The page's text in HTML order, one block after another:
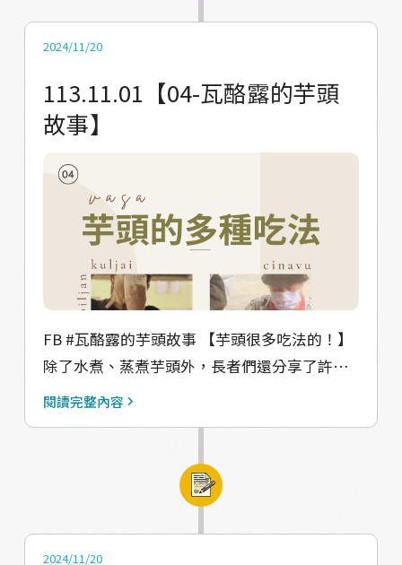
能綁，要先讓內餡灌進去，把空氣排出去之
用月桃葉來綁）。 水煮滾時就把腸子下水煮，
待十五分鐘翻面繼續煮到腸子浮出水面，中途
要多次拿針刺表面，水這時候會噴射出來，要
小心被燙到，等到刺腸子已經噴不出水，摸起
來也硬硬的時候就煮好了。 以上是水煮的方
式，也可以用炭火烤，使味道更香。 #詳細過
程可看影片 https://reurl.cc/1bDVKX
▼△▼△▼△▼△▼△ 【感謝受訪者】 馬兒文
健站長者群、范富源耆老、林蔡明珠長老、陳
玉蘭長老、龔明珠女士、阮來銀老師 #Valjulu
#瓦酪露 #馬兒
根和葉子，修整後的芋頭會按大小分類，vuvu
出來，再拿kina中較小的，再換picil（子
芋）。」 製作芋頭乾的烤窯稱為leku，傳統上
是用石板和石頭搭建，現在則用磚頭砌成。窯
頂設有「倒梯形」的烤網，構造上是「前窄後
寬，前低後高」。 #起火擺放 在leku（芋頭
窯）裡，火力最強的部分位於後端，因此最大
的芋頭會放在最熱、最上面的地方，依照大小
順序排好，而且要一個一個地排，不可隨意擺
放，這樣就可以節省烤網空間。 現在多使用鐵
網，但過去的烤網是用削細的竹子製成，非常
容易起火，所以需要特別小心保持溫度穩定，
避免網子燒起來或芋頭烤焦。 #烘烤翻面 每隔
表示烘烤差不多了；此時較軟的芋頭要往上
移，硬的芋頭放下方。這個過程需要持續反
至乾硬，將窯的前端擋板抽起，芋頭便會順勢
2024/11/20
113.11.01【04-瓦酪露的芋頭
故事】
FB #瓦酪露的芋頭故事 【芋頭很多吃法的！】
除了水煮、蒸煮芋頭外，長者們還分享了許多
不同的吃法。芋頭的大葉子（uming）可以剪
用，把水份曬乾就可以拿來炒；或用假酸漿葉
鋪底，放上切碎的莖、肉類和芋頭粉，也是一
途很多，我們不會浪費它。 【當然是不能少了
閱讀完整內容
2024/11/20